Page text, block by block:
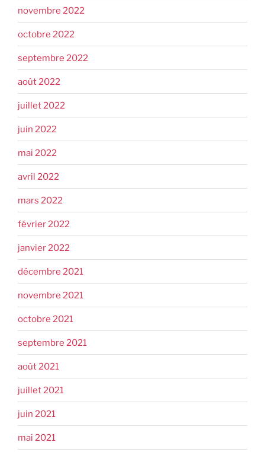
novembre 2022
octobre 2022
septembre 2022
août 2022
juillet 2022
juin 2022
mai 2022
avril 2022
mars 2022
février 2022
janvier 2022
décembre 2021
novembre 2021
octobre 2021
septembre 2021
août 2021
juillet 2021
juin 2021
mai 2021